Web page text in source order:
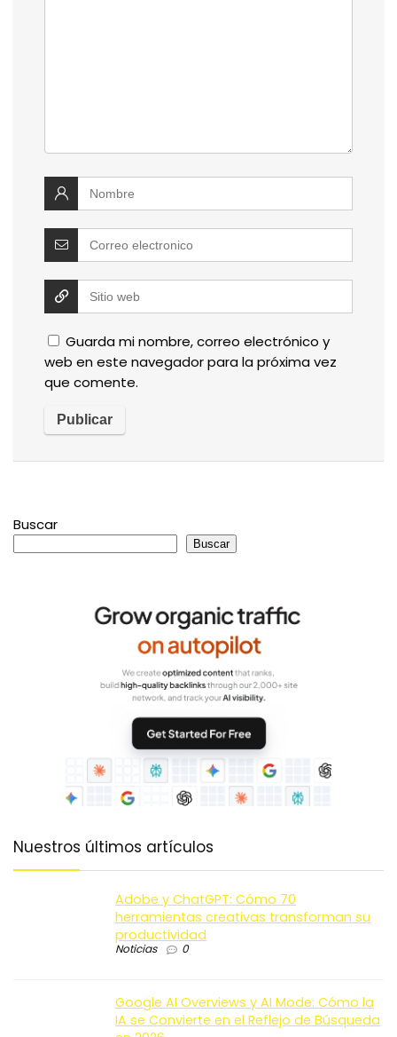
Guarda mi nombre, correo electrónico y
web en este navegador para la próxima vez
que comente.
Buscar
Buscar
Nuestros últimos artículos
Adobe y ChatGPT: Cómo 70
herramientas creativas transforman su
productividad
Noticias 0
Google AI Overviews y AI Mode: Cómo la
IA se Convierte en el Reflejo de Búsqueda